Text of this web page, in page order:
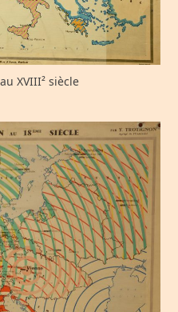
XVIII² siècle